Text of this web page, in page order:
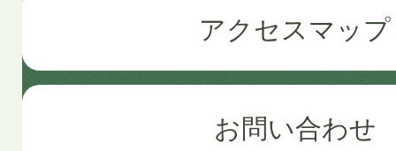
アクセスマップ
お問い合わせ